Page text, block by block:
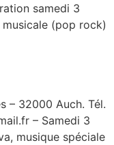
samedi 3
(pop rock)
– 32000 Auch. Tél.
– Samedi 3
musique spéciale